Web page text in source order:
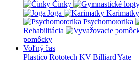
Činky
Joga
Karimatky
Psychomotorika
Rehabilitácia
pomôcky
Voľný čas
Plastico Rototech KV Billiard Yate